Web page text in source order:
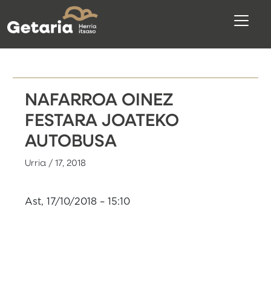
NAFARROA OINEZ
FESTARA JOATEKO
AUTOBUSA
Urria / 17, 2018
Ast, 17/10/2018 – 15:10